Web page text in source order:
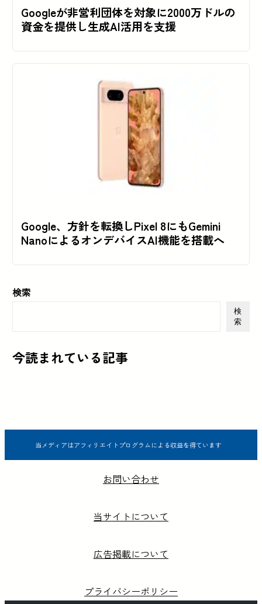
Googleが非営利団体を対象に2000万ドルの
資金を提供し生成AI活用を支援
Google、方針を転換しPixel 8にもGemini
NanoによるオンデバイスAI機能を搭載へ
検索
検
索
今読まれている記事
当メディアはアフィリエイトプログラムによる収益を得ています
お問い合わせ
当サイトについて
広告掲載について
プライバシーポリシー